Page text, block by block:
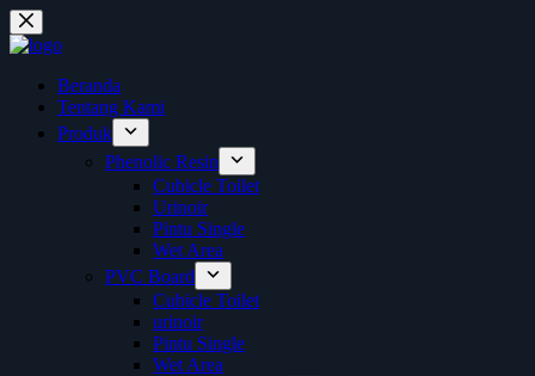
Skip
to
content
Beranda
Tentang Kami
Produk
Phenolic Resin
Cubicle Toilet
Urinoir
Pintu Single
Wet Area
PVC Board
Cubicle Toilet
urinoir
Pintu Single
Wet Area